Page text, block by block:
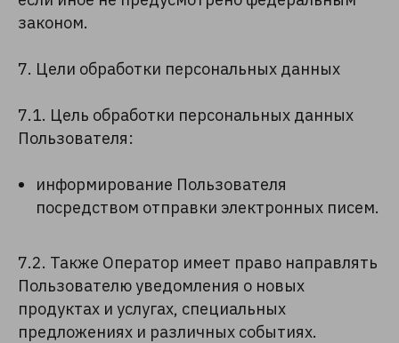
законом.
7. Цели обработки персональных данных
7.1. Цель обработки персональных данных
Пользователя:
информирование Пользователя
посредством отправки электронных писем.
7.2. Также Оператор имеет право направлять
Пользователю уведомления о новых
продуктах и услугах, специальных
предложениях и различных событиях.